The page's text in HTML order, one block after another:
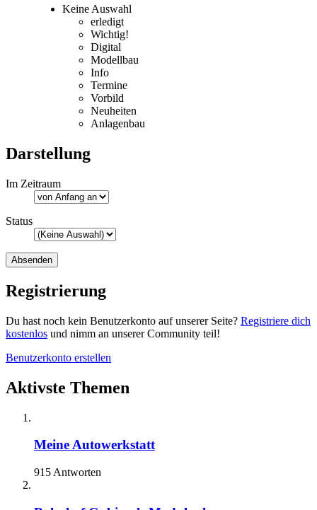
Keine Auswahl
erledigt
Wichtig!
Digital
Modellbau
Info
Termine
Vorbild
Neuheiten
Anlagenbau
Darstellung
Im Zeitraum
Status
Registrierung
Du hast noch kein Benutzerkonto auf unserer Seite? Registriere dich
kostenlos und nimm an unserer Community teil!
Benutzerkonto erstellen
Aktivste Themen
Meine Autowerkstatt
915 Antworten